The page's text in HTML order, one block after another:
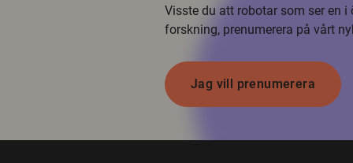
Visste du att robotar som ser en
forskning, prenumerera på vårt
Jag vill prenumerera